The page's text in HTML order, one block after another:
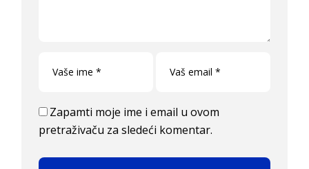
Zapamti moje ime i email u ovom
pretraživaču za sledeći komentar.